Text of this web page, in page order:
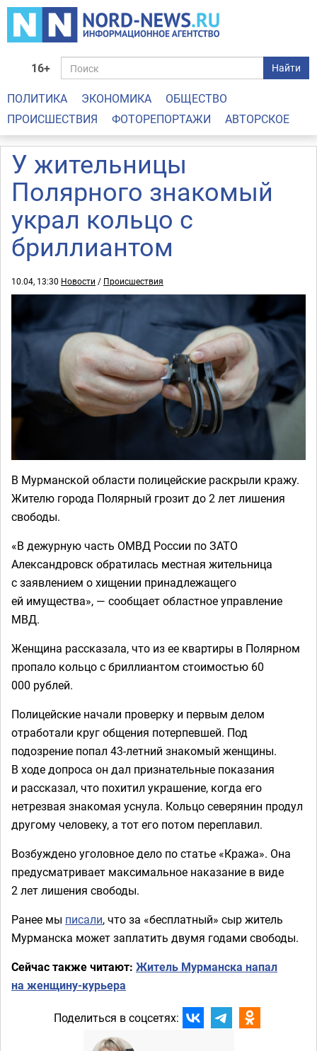
16+ Найти
ПОЛИТИКА ЭКОНОМИКА
ОБЩЕСТВО
ПРОИСШЕСТВИЯ
ФОТОРЕПОРТАЖИ АВТОРСКОЕ
У жительницы
Полярного знакомый
украл кольцо с
бриллиантом
10.04, 13:30 Новости / Происшествия
В Мурманской области полицейские раскрыли кражу.
Жителю города Полярный грозит до 2 лет лишения
свободы.
«В дежурную часть ОМВД России по ЗАТО
Александровск обратилась местная жительница
с заявлением о хищении принадлежащего
ей имущества», — сообщает областное управление
МВД.
Женщина рассказала, что из ее квартиры в Полярном
пропало кольцо с бриллиантом стоимостью 60
000 рублей.
Полицейские начали проверку и первым делом
отработали круг общения потерпевшей. Под
подозрение попал 43-летний знакомый женщины.
В ходе допроса он дал признательные показания
и рассказал, что похитил украшение, когда его
нетрезвая знакомая уснула. Кольцо северянин продул
другому человеку, а тот его потом переплавил.
Возбуждено уголовное дело по статье «Кража». Она
предусматривает максимальное наказание в виде
2 лет лишения свободы.
Ранее мы писали, что за «бесплатный» сыр житель
Мурманска может заплатить двумя годами свободы.
Сейчас также читают: Житель Мурманска напал
на женщину-курьера
Поделиться в соцсетях: